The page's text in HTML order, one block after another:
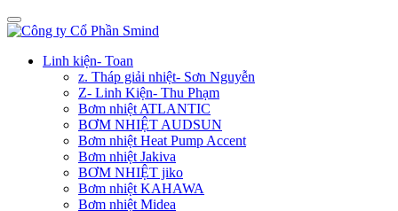
Linh kiện- Toan
z. Tháp giải nhiệt- Sơn Nguyễn
Z- Linh Kiện- Thu Phạm
Bơm nhiệt ATLANTIC
BƠM NHIỆT AUDSUN
Bơm nhiệt Heat Pump Accent
Bơm nhiệt Jakiva
BƠM NHIỆT jiko
Bơm nhiệt KAHAWA
Bơm nhiệt Midea